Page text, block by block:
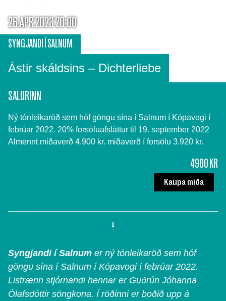
26.APR 2023 20:00
Ástir skáldsins – Dichterliebe
SYNGJANDI Í SALNUM
SALURINN
Ný tónleikaröð sem hóf göngu sína í Salnum í Kópavogi í
febrúar 2022. 20% forsöluafsláttur til 19. september 2022
Almennt miðaverð 4.900 kr. miðaverð í forsölu 3.920 kr.
4900 KR
Kaupa miða
Syngjandi í Salnum er ný tónleikaröð sem hóf
göngu sína í Salnum í Kópavogi í febrúar 2022.
Listrænn stjórnandi hennar er Guðrún Jóhanna
Ólafsdóttir söngkona. Í röðinni er boðið upp á